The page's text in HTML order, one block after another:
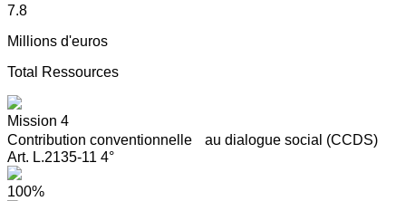
7.8
Millions d'euros
Total Ressources
Mission 4
Contribution conventionnelle au dialogue social (CCDS)
Art. L.2135-11 4°
100%